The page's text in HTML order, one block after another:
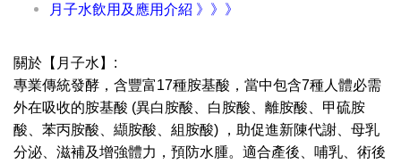
月子水飲用及應用介紹 》》》
關於【月子水】:
專業傳統發酵，含豐富17種胺基酸，當中包含7種人體必需
外在吸收的胺基酸 (異白胺酸、白胺酸、離胺酸、甲硫胺
酸、苯丙胺酸、纈胺酸、組胺酸) ，助促進新陳代謝、母乳
分泌、滋補及增強體力，預防水腫。適合產後、哺乳、術後